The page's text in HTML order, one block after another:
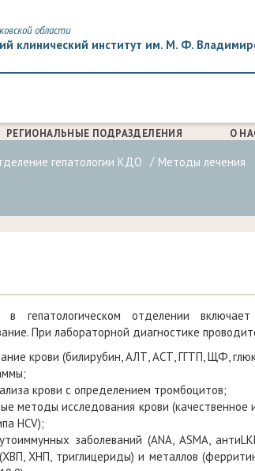
области
клинический институт им. М. Ф.
РЕГИОНАЛЬНЫЕ ПОДРАЗДЕЛЕНИЯ О
гепатологии КДО Методы лечения
в гепатологическом отделении
При лабораторной диагностике
крови (билирубин, АЛТ, АСТ, ГГТП, ЩФ,
крови с определением тромбоцитов;
методы исследования крови (качественное
HCV);
заболеваний (ANA, АSMA,
ХНП, триглицериды) и металлов